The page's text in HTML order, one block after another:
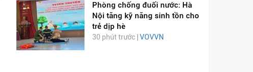
Phòng chống đuối nước: Hà
Nội tăng kỹ năng sinh tồn cho
trẻ dịp hè
30 phút trước | VOVVN